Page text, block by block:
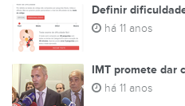
Definir
há 11 anos
IMT promete dar
há 11 anos